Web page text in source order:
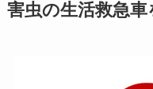
害虫の生活救急